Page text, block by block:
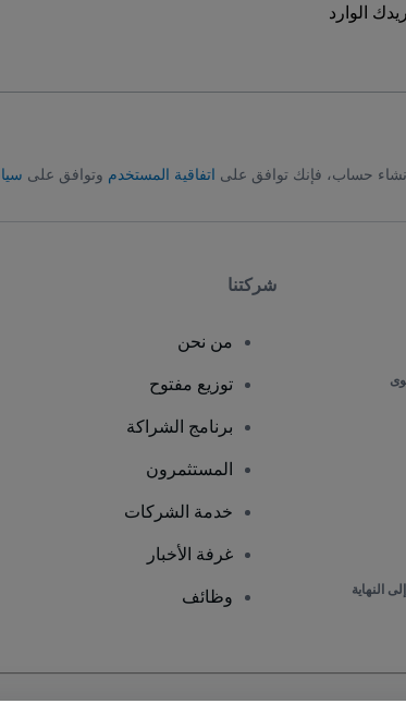
الوارد
حساب، فإنك توافق على اتفاقية المستخدم وتوافق على
النهاية
شركتنا
من نحن
توزيع مفتوح
برنامج الشراكة
المستثمرون
خدمة الشركات
غرفة الأخبار
وظائف